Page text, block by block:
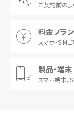
ご契約前の
料金プラ
スマホ・SIM
製品・端末
スマホ端末、